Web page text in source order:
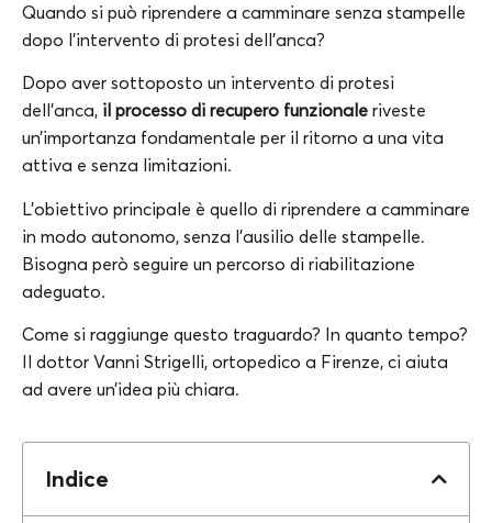
Quando si può riprendere a camminare senza stampelle
dopo l’intervento di protesi dell’anca?
Dopo aver sottoposto un intervento di protesi
dell’anca, il processo di recupero funzionale riveste
un’importanza fondamentale per il ritorno a una vita
attiva e senza limitazioni.
L’obiettivo principale è quello di riprendere a camminare
in modo autonomo, senza l’ausilio delle stampelle.
Bisogna però seguire un percorso di riabilitazione
adeguato.
Come si raggiunge questo traguardo? In quanto tempo?
Il dottor Vanni Strigelli, ortopedico a Firenze, ci aiuta
ad avere un’idea più chiara.
Indice